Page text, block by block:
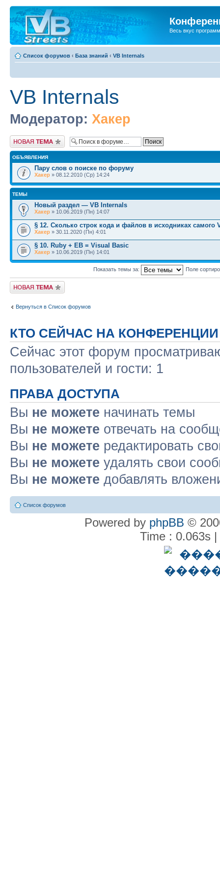
Весь вкус
Список форумов ‹ База знаний ‹ VB Internals
VB Internals
Модератор: Хакер
Новая тема
ОБЪЯВЛЕНИЯ
Пару слов о поиске по форуму
Хакер » 08.12.2010 (Ср) 14:24
ТЕМЫ
Новый раздел — VB Internals
Хакер » 10.06.2019 (Пн) 14:07
§ 12. Сколько строк кода и файлов в исходниках самого
Хакер » 30.11.2020 (Пн) 4:01
§ 10. Ruby + EB = Visual Basic
Хакер » 10.06.2019 (Пн) 14:01
Показать темы за: Поле
Новая тема
Вернуться в Список форумов
КТО СЕЙЧАС НА КОНФЕРЕНЦИИ
Сейчас этот форум
пользователей и гости: 1
ПРАВА ДОСТУПА
Вы не можете начинать темы
Вы не можете отвечать на
Вы не можете редактировать
Вы не можете удалять свои
Вы не можете добавлять
Список форумов
Powered by phpBB ©
Time : 0.063s